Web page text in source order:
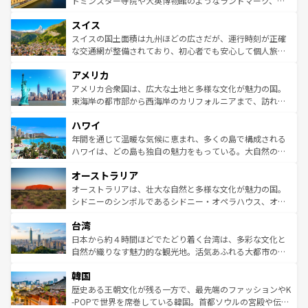
れる地方に足を運ぶとそれぞれで全く異なる文化を体験で
きるだろう。 なお、新着のフランス情報はコンテンツ一覧
を参照してほしい。
は、お酒好きな人にはぜひ体験してほしい。 なお、新着の
ドイツ情報はコンテンツ一覧を参照してほしい。
リアごとに異なる魅力がある。また、優雅なアフタヌーン
ティー、ビール好きにはたまらない英国パブ、サッカー観
戦など、本場だからこそできる体験も豊富。イギリスを旅
ンツ一覧を参照してほしい。
スイス
スイスの国土面積は九州ほどの広さだが、運行時刻が正確
な交通網が整備されており、初心者でも安心して個人旅行
の建物がそのまま残る町や、スイスならではのユニークな
博物館もあり、アルプス観光だけでなく町歩きも満喫する
ことができる。国民の所得が高いため物価も高いが、旅行
ば市内交通費無料で観光を楽しむこともできる。 なお、新
着のスイス情報はコンテンツ一覧 を参照してほしい。
アメリカ
アメリカ合衆国は、広大な土地と多様な文化が魅力の国。
東海岸の都市部から西海岸のカリフォルニアまで、訪れる
のような巨大都市は、観光、ショッピング、エンターテイ
ンメントが詰まった刺激的なスポットだ。一方、アメリカ
西部には大自然が広がり、グランドキャニオンやイエロー
部のニューオーリンズでは、音楽と美食が融合した独特の
文化が魅力。旅行者はアメリカの各地域で異なる魅力を楽
しみながら、その多様性と豊かな歴史を感じることができ
ならではの贅沢な旅のスタイルだ。 なお、新着のアメリカ
情報はコンテンツ一覧を参照してほしい。
ハワイ
年間を通じて温暖な気候に恵まれ、多くの島で構成される
ハワイは、どの島も独自の魅力をもっている。大自然の神
ワイ島は見逃せない。また、定番の観光地といえばオアフ
島だが、静かな自然を求めるならマウイ島やカウアイ島が
おすすめ。エメラルドグリーンに輝く海をはじめ、豊かな
れるおもてなしの心で訪れる人々を迎えてくれるハワイの
人々、おいしいローカルフードやハワイアンミュージッ
ク、伝統的なフラダンスなど、すべてがハワイの魅力を彩
ワイを、存分に味わってほしい。 なお、新着のハワイ情報
はコンテンツ一覧を参照してほしい。
オーストラリア
オーストラリアは、壮大な自然と多様な文化が魅力の国。
シドニーのシンボルであるシドニー・オペラハウス、オー
リアリーフや大陸中央部にそびえるウルル（エアーズロッ
ク）、タスマニアの美しい原生林やケアンズの熱帯雨林な
ど、見どころがたくさん。また、カフェやワイン、オージ
いる。アクティビティも充実しており、サーフィンやダイ
ビング、ハイキングなど、アウトドア好きにはたまらな
い。オーストラリアの多彩な魅力を存分に味わいつくそ
台湾
日本から約４時間ほどでたどり着く台湾は、多彩な文化と
自然が織りなす魅力的な観光地。活気あふれる大都市の台
ン）、静ひつな山岳地帯である台湾東部など、都市の喧騒
と山間の静けさが共存しており、訪れる人に新しい発見と
驚きをもたらしてくれる。また、奥深い台湾の食文化も魅
韓国
歴史ある王朝文化が残る一方で、最先端のファッションやK
-POPで世界を席巻している韓国。首都ソウルの宮殿や伝統